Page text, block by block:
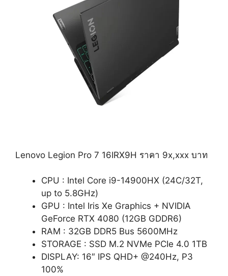
Lenovo Legion Pro 7 16IRX9H ราคา 9x,xxx บาท
CPU : Intel Core i9-14900HX (24C/32T,
up to 5.8GHz)
GPU : Intel Iris Xe Graphics + NVIDIA
GeForce RTX 4080 (12GB GDDR6)
RAM : 32GB DDR5 Bus 5600MHz
STORAGE : SSD M.2 NVMe PCIe 4.0 1TB
DISPLAY: 16″ IPS QHD+ @240Hz, P3
100%